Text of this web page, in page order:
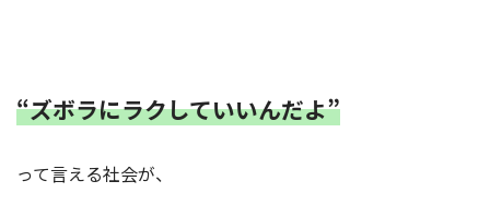
“ズボラにラクしていいんだよ”
って言える社会が、